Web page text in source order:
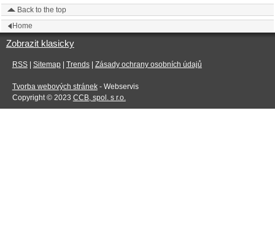
Back to the top
Home
Zobrazit klasicky
RSS| Sitemap| Trends| Zásady ochrany osobních údajů
Tvorba webových stránek- Webservis
Copyright © 2023 CCB, spol. s r.o.